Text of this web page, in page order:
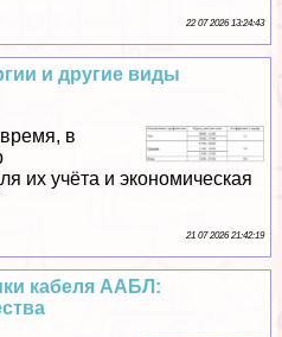
22 07 2026 13:24:43
и другие виды
в
их учёта и экономическая
21 07 2026 21:42:19
кабеля ААБЛ: